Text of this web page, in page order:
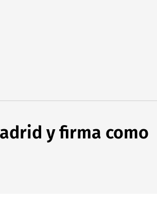
y firma como